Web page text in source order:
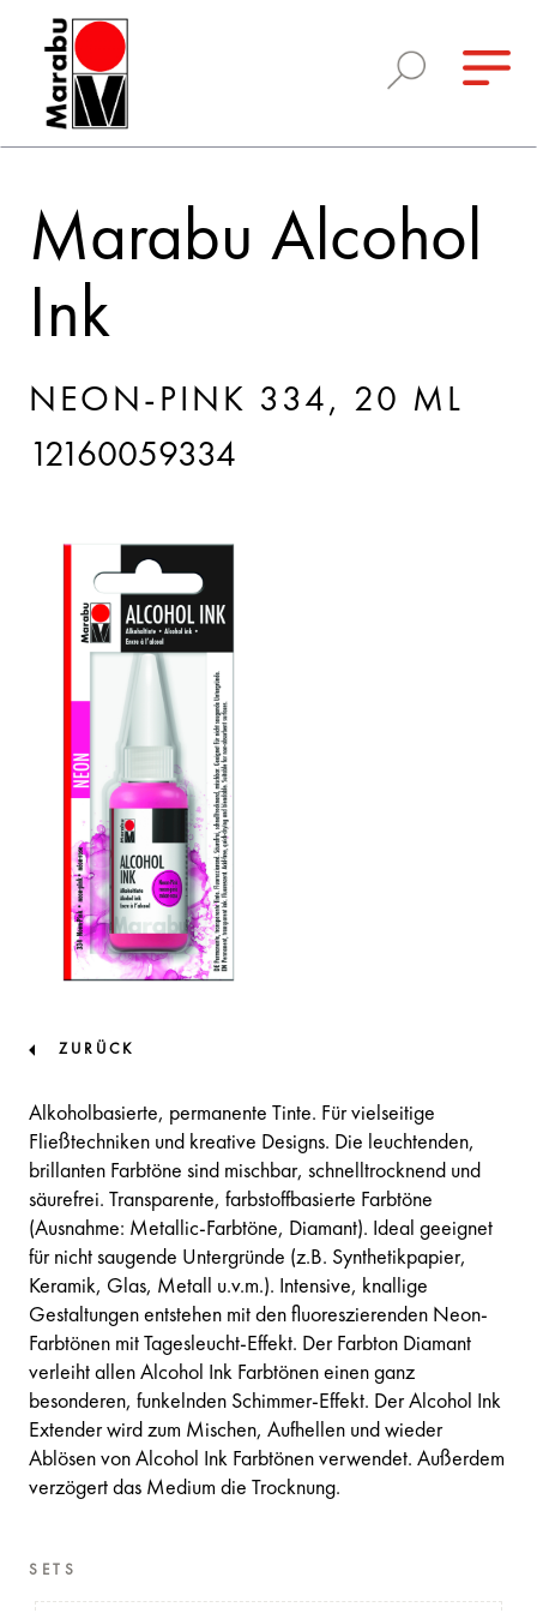
Marabu Alcohol
Ink
NEON-PINK 334, 20 ML
12160059334
ZURÜCK
Alkoholbasierte, permanente Tinte. Für vielseitige
Fließtechniken und kreative Designs. Die leuchtenden,
brillanten Farbtöne sind mischbar, schnelltrocknend und
säurefrei. Transparente, farbstoffbasierte Farbtöne
(Ausnahme: Metallic-Farbtöne, Diamant). Ideal geeignet
für nicht saugende Untergründe (z.B. Synthetikpapier,
Keramik, Glas, Metall u.v.m.). Intensive, knallige
Gestaltungen entstehen mit den fluoreszierenden Neon-
Farbtönen mit Tagesleucht-Effekt. Der Farbton Diamant
verleiht allen Alcohol Ink Farbtönen einen ganz
besonderen, funkelnden Schimmer-Effekt. Der Alcohol Ink
Extender wird zum Mischen, Aufhellen und wieder
Ablösen von Alcohol Ink Farbtönen verwendet. Außerdem
verzögert das Medium die Trocknung.
SETS